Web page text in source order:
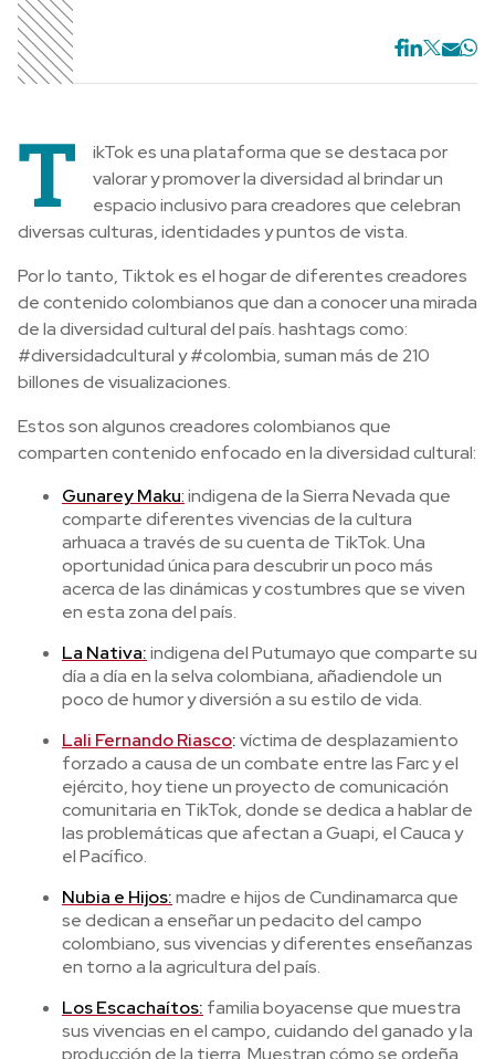
T
ikTok es una plataforma que se destaca por
valorar y promover la diversidad al brindar un
espacio inclusivo para creadores que celebran
diversas culturas, identidades y puntos de vista.
Por lo tanto, Tiktok es el hogar de diferentes creadores
de contenido colombianos que dan a conocer una mirada
de la diversidad cultural del país. hashtags como:
#diversidadcultural y #colombia, suman más de 210
billones de visualizaciones.
Estos son algunos creadores colombianos que
comparten contenido enfocado en la diversidad cultural:
Gunarey Maku:indigena de la Sierra Nevada que
comparte diferentes vivencias de la cultura
arhuaca a través de su cuenta de TikTok. Una
oportunidad única para descubrir un poco más
acerca de las dinámicas y costumbres que se viven
en esta zona del país.
La Nativa:indigena del Putumayo que comparte su
día a día en la selva colombiana, añadiendole un
poco de humor y diversión a su estilo de vida.
Lali Fernando Riasco:víctima de desplazamiento
forzado a causa de un combate entre las Farc y el
ejército, hoy tiene un proyecto de comunicación
comunitaria en TikTok, donde se dedica a hablar de
las problemáticas que afectan a Guapi, el Cauca y
el Pacífico.
Nubia e Hijos:madre e hijos de Cundinamarca que
se dedican a enseñar un pedacito del campo
colombiano, sus vivencias y diferentes enseñanzas
en torno a la agricultura del país.
Los Escachaítos: familia boyacense que muestra
sus vivencias en el campo, cuidando del ganado y la
producción de la tierra. Muestran cómo se ordeña,